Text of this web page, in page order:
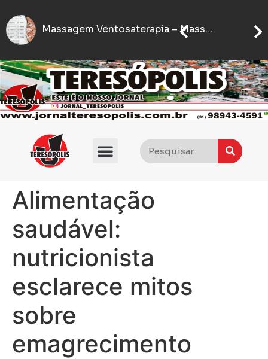
Seter di IFMG abre inscrições para processo seletivo com quase 5 mil vagas gratuitasFlávio Bolsonaro anuncia quem será seu vice nas eleições presidenciais de 2026
Alimentação
saudável:
nutricionista
esclarece mitos
sobre
emagrecimento